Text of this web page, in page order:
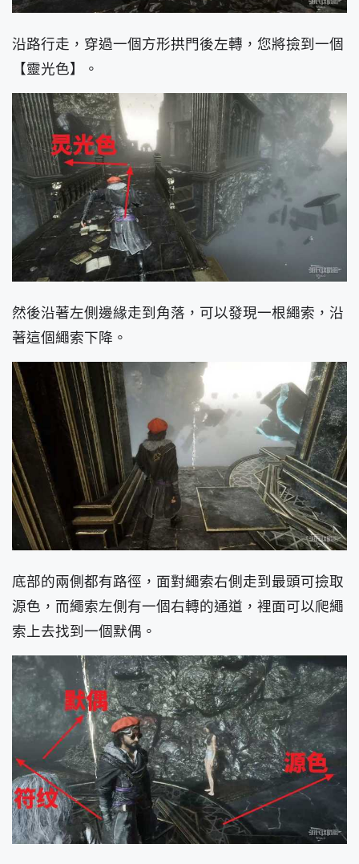
沿路行走，穿過一個方形拱門後左轉，您將撿到一個
【靈光色】。
然後沿著左側邊緣走到角落，可以發現一根繩索，沿
著這個繩索下降。
底部的兩側都有路徑，面對繩索右側走到最頭可撿取
源色，而繩索左側有一個右轉的通道，裡面可以爬繩
索上去找到一個默偶。